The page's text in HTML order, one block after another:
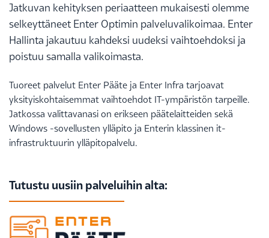
Jatkuvan kehityksen periaatteen mukaisesti olemme
selkeyttäneet Enter Optimin palveluvalikoimaa. Enter
Hallinta jakautuu kahdeksi uudeksi vaihtoehdoksi ja
poistuu samalla valikoimasta.
Tuoreet palvelut Enter Pääte ja Enter Infra tarjoavat
yksityiskohtaisemmat vaihtoehdot IT-ympäristön tarpeille.
Jatkossa valittavanasi on erikseen päätelaitteiden sekä
Windows -sovellusten ylläpito ja Enterin klassinen it-
infrastruktuurin ylläpitopalvelu.
Tutustu uusiin palveluihin alta: